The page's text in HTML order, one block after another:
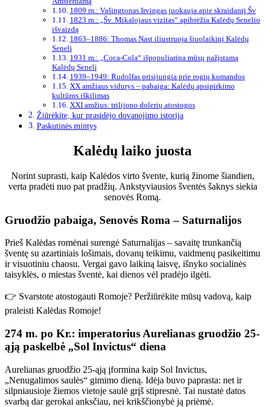
1809 m.: Vašingtonas Irvingas juokauja apie skraidantį Šv
1823 m.: „Šv. Mikalojaus vizitas“ apibrėžia Kalėdų Senelio
išvaizdą
1863–1886: Thomas Nast iliustruoja šiuolaikinį Kalėdų
Senelį
1931 m.: „Coca-Cola“ išpopuliarina mūsų pažįstamą
Kalėdų Senelį
1939–1949: Rudolfas prisijungia prie rogių komandos
XX amžiaus vidurys – pabaiga: Kalėdų apsipirkimo
kultūros iškilimas
XXI amžius: trilijono dolerių atostogos
Žiūrėkite, kur prasidėjo dovanojimo istorija
Paskutinės mintys
Kalėdų laiko juosta
Norint suprasti, kaip Kalėdos virto švente, kurią žinome šiandien,
verta pradėti nuo pat pradžių. Ankstyviausios šventės šaknys siekia
senovės Romą.
Gruodžio pabaiga, Senovės Roma – Saturnalijos
Prieš Kalėdas romėnai surengė Saturnalijas – savaitę trunkančią
šventę su azartiniais lošimais, dovanų teikimu, vaidmenų pasikeitimu
ir visuotiniu chaosu. Vergai gavo laikiną laisvę, išnyko socialinės
taisyklės, o miestas šventė, kai dienos vėl pradėjo ilgėti.
👉 Svarstote atostogauti Romoje? Peržiūrėkite mūsų vadovą, kaip
praleisti Kalėdas Romoje!
274 m. po Kr.: imperatorius Aurelianas gruodžio 25-
ąją paskelbė „Sol Invictus“ diena
Aurelianas gruodžio 25-ąją įformina kaip Sol Invictus,
„Nenugalimos saulės“ gimimo dieną. Idėja buvo paprasta: net ir
silpniausioje žiemos vietoje saulė grįš stipresnė. Tai nustatė datos
svarbą dar gerokai anksčiau, nei krikščionybė ją priėmė.